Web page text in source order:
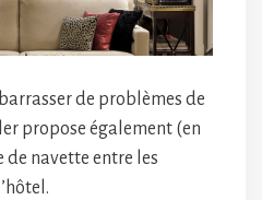
de problèmes de
propose également (en
navette entre les